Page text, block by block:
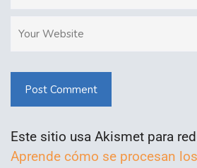
Post Comment
Este sitio usa Akismet para
Aprende cómo se procesan